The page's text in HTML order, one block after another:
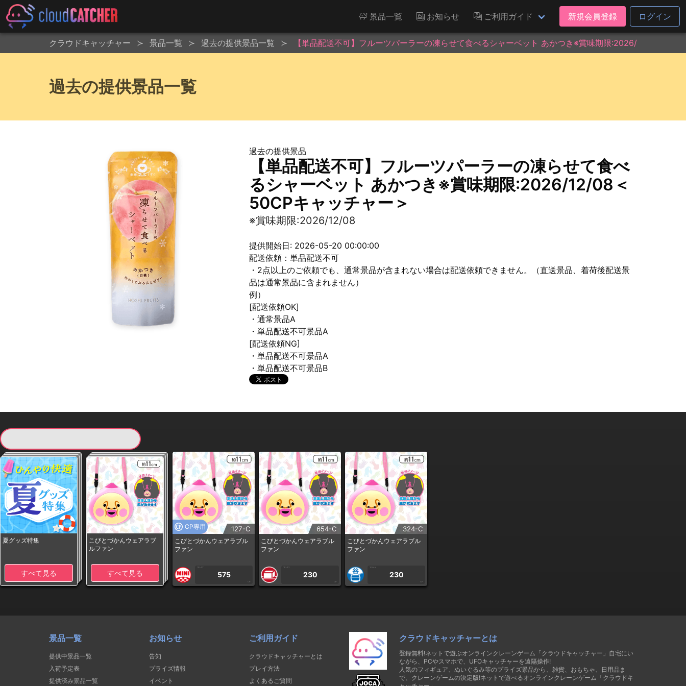
景品一覧 お知らせ ご利用ガイド 新規会員登録 ログイン
クラウドキャッチャー 景品一覧 過去の提供景品一覧 【単品配送不可】フルーツパーラーの凍らせて食べるシャーベット あかつき※賞味期限:2026/12/08＜
過去の提供景品一覧
過去の提供景品
【単品配送不可】フルーツパーラーの凍らせて食べ
るシャーベット あかつき※賞味期限:2026/12/08＜
50CPキャッチャー＞
※賞味期限:2026/12/08
提供開始日: 2026-05-20 00:00:00
配送依頼：単品配送不可
・2点以上のご依頼でも、通常景品が含まれない場合は配送依頼できません。（直送景品、着荷後配送景
品は通常景品に含まれません）
例）
[配送依頼OK]
・通常景品A
・単品配送不可景品A
[配送依頼NG]
・単品配送不可景品A
・単品配送不可景品B
夏グッズ特集
すべて見る
こびとづかんウェアラブ
ルファン
すべて見る
CP専用 127-C
こびとづかんウェアラブル
ファン
1PLAY
575
CP
654-C
こびとづかんウェアラブル
ファン
1PLAY
230
CP
324-C
こびとづかんウェアラブル
ファン
1PLAY
230
CP
景品一覧
提供中景品一覧
入荷予定表
提供済み景品一覧
お知らせ
告知
プライズ情報
イベント
ご利用ガイド
クラウドキャッチャーとは
プレイ方法
よくあるご質問
クラウドキャッチャーとは
登録無料!ネットで遊ぶオンラインクレーンゲーム「クラウドキャッチャー」自宅にい
ながら、PCやスマホで、UFOキャッチャーを遠隔操作!
人気のフィギュア、ぬいぐるみ等のプライズ景品から、雑貨、おもちゃ、日用品ま
で、クレーンゲームの決定版!ネットで遊べるオンラインクレーンゲーム「クラウドキ